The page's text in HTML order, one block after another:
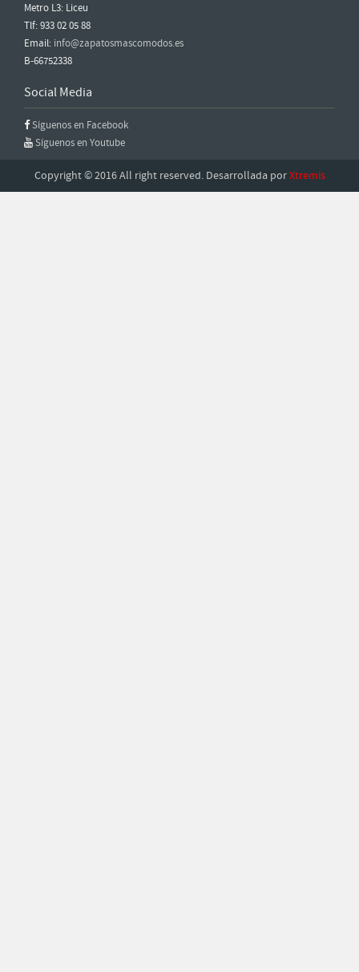
Metro L3: Liceu
Tlf: 933 02 05 88
Email: info@zapatosmascomodos.es
B-66752338
Social Media
Síguenos en Facebook
Síguenos en Youtube
Copyright © 2016 All right reserved. Desarrollada porXtremis